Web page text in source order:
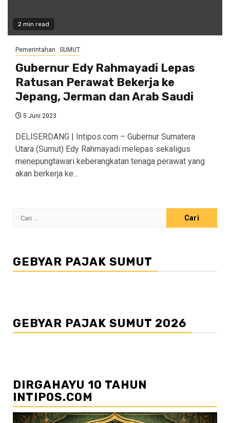
2 min read
Pemerintahan SUMUT
Gubernur Edy Rahmayadi Lepas
Ratusan Perawat Bekerja ke
Jepang, Jerman dan Arab Saudi
5 Juni 2023
DELISERDANG | Intipos.com – Gubernur Sumatera
Utara (Sumut) Edy Rahmayadi melepas sekaligus
menepungtawari keberangkatan tenaga perawat yang
akan berkerja ke...
Cari
GEBYAR PAJAK SUMUT
GEBYAR PAJAK SUMUT 2026
DIRGAHAYU 10 TAHUN
INTIPOS.COM